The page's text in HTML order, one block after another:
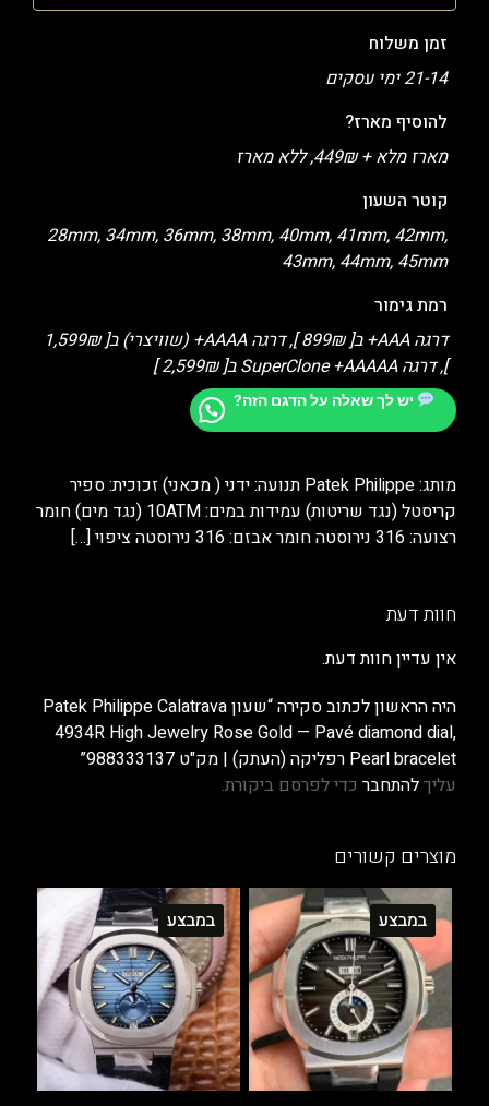
זמן משלוח
21-14 ימי עסקים
להוסיף מארז?
מארז מלא + 449₪, ללא מארז
קוטר השעון
28mm, 34mm, 36mm, 38mm, 40mm, 41mm, 42mm,
43mm, 44mm, 45mm
רמת גימור
דרגה AAA+ ב[ 899₪ ], דרגה AAAA+ (שוויצרי) ב[ 1,599₪
], דרגה SuperClone +AAAAA ב[ 2,599₪ ]
יש לך שאלה על הדגם הזה?
מותג: Patek Philippe תנועה: ידני ( מכאני) זכוכית: ספיר
קריסטל (נגד שריטות) עמידות במים: 10ATM (נגד מים) חומר
רצועה: 316 נירוסטה חומר אבזם: 316 נירוסטה ציפוי
[…]
חוות דעת
אין עדיין חוות דעת.
היה הראשון לכתוב סקירה “שעון Patek Philippe Calatrava
4934R High Jewelry Rose Gold — Pavé diamond dial,
Pearl bracelet רפליקה (העתק) | מק"ט 988333137”
עליךלהתחבר כדי לפרסם ביקורת.
מוצרים קשורים
במבצע במבצע